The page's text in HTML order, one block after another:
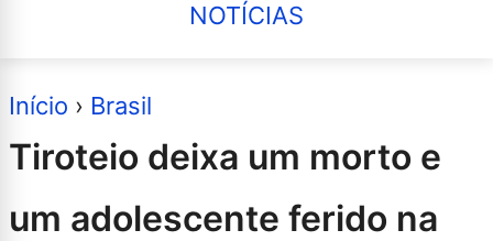
Início › Brasil
Tiroteio deixa um morto e
um adolescente ferido na